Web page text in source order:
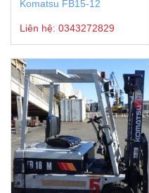
Komatsu FB15-12
Liên hệ: 0343272829